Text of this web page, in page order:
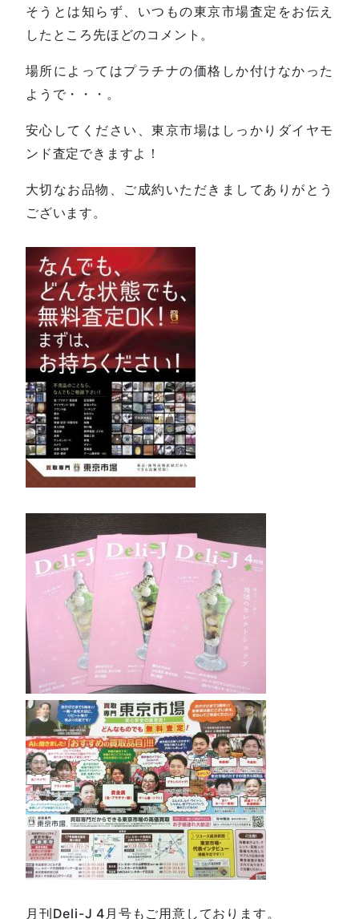
そうとは知らず、いつもの東京市場査定をお伝え
したところ先ほどのコメント。
場所によってはプラチナの価格しか付けなかった
ようで・・・。
安心してください、東京市場はしっかりダイヤモ
ンド査定できますよ！
大切なお品物、ご成約いただきましてありがとう
ございます。
月刊Deli-J 4月号もご用意しております。